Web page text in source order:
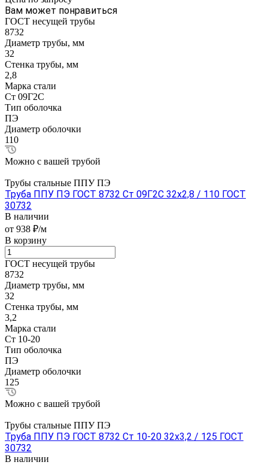
Вам может понравиться
ГОСТ несущей трубы
8732
Диаметр трубы, мм
32
Стенка трубы, мм
2,8
Марка стали
Ст 09Г2С
Тип оболочка
ПЭ
Диаметр оболочки
110
Можно с вашей трубой
Трубы стальные ППУ ПЭ
Труба ППУ ПЭ ГОСТ 8732 Ст 09Г2С 32x2,8 / 110 ГОСТ
30732
В наличии
от 938 ₽/м
В корзину
ГОСТ несущей трубы
8732
Диаметр трубы, мм
32
Стенка трубы, мм
3,2
Марка стали
Ст 10-20
Тип оболочка
ПЭ
Диаметр оболочки
125
Можно с вашей трубой
Трубы стальные ППУ ПЭ
Труба ППУ ПЭ ГОСТ 8732 Ст 10-20 32x3,2 / 125 ГОСТ
30732
В наличии